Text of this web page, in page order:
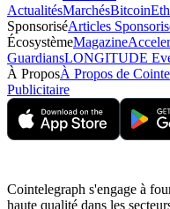
ActualitésMarchésBitcoin
SponsoriséArticles
ÉcosystèmeMagazine
GuardiansLONGITUDE
À ProposÀ Propos de
Publicitaire
Cointelegraph s'engage à
haute qualité dans les